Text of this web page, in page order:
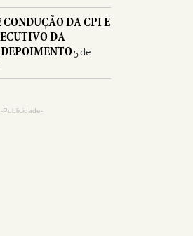
CONDUÇÃO DA CPI E
DA
5 de
-Publicidade-